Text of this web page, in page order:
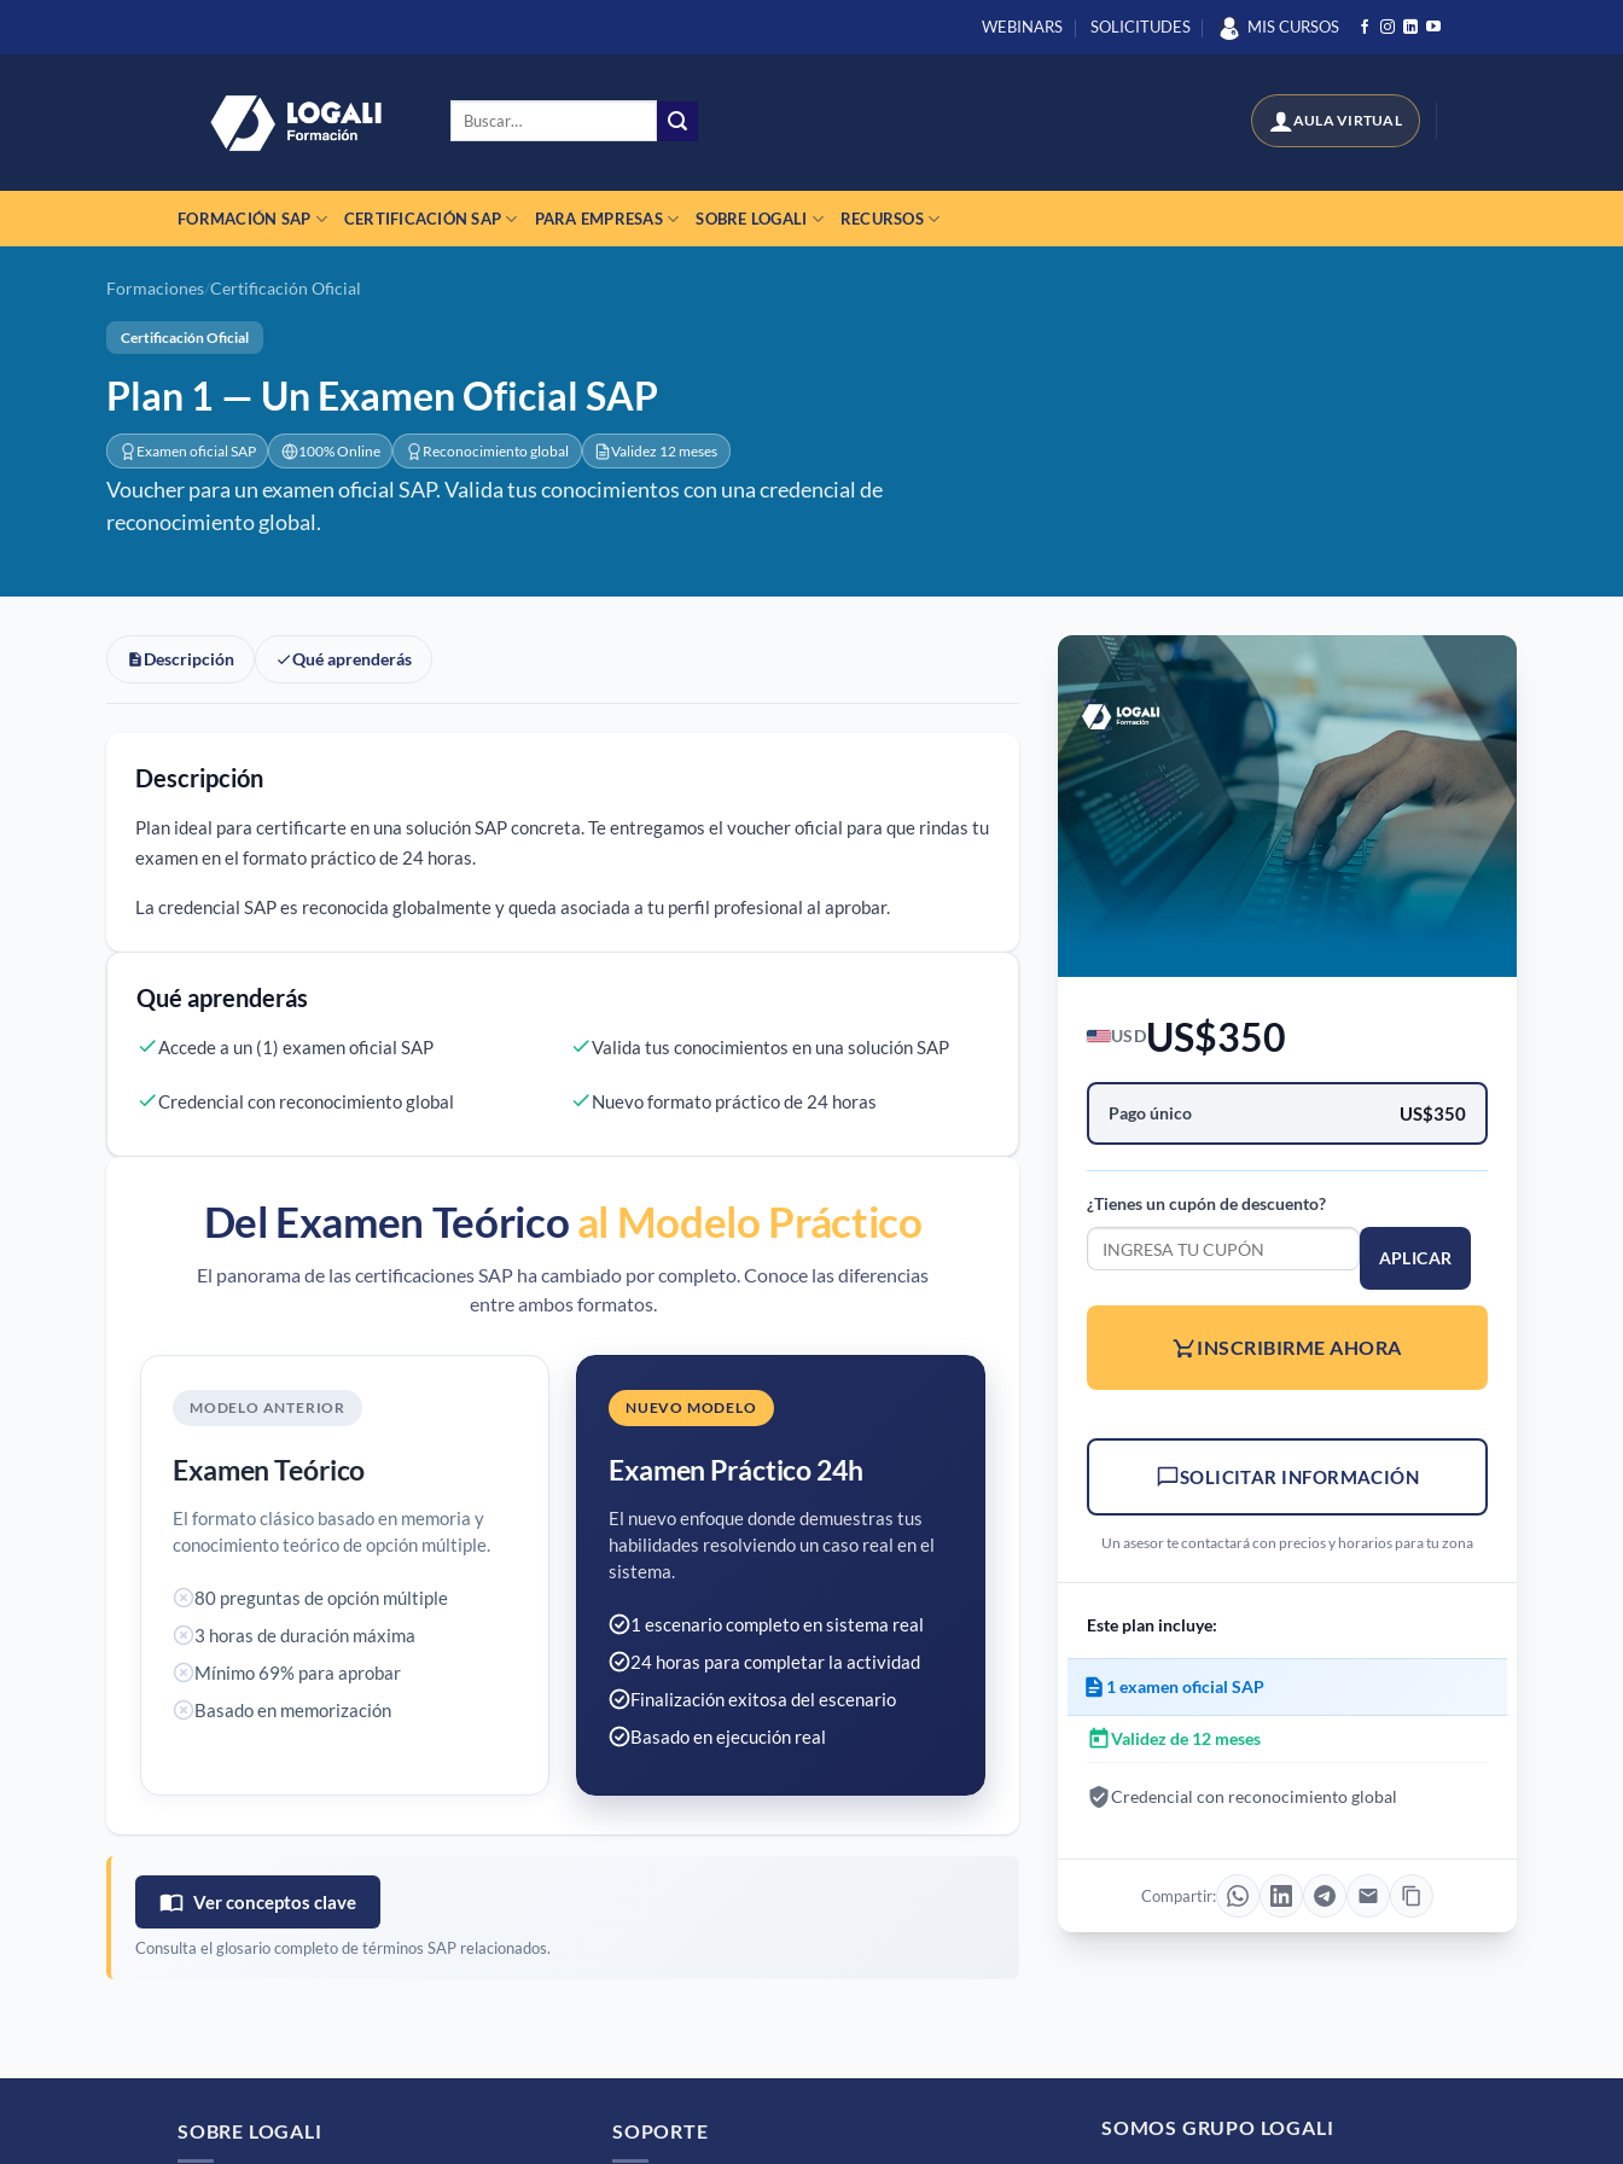
WEBINARS SOLICITUDES MIS CURSOS
Buscar
FORMACIÓN SAP CERTIFICACIÓN SAP PARA EMPRESAS SOBRE LOGALI RECURSOS
Formaciones/Certificación Oficial
Certificación Oficial
Plan 1 — Un Examen Oficial SAP
Examen oficial SAP 100% Online Reconocimiento global Validez 12 meses
Voucher para un examen oficial SAP. Valida tus conocimientos con una credencial de
reconocimiento global.
Descripción Qué aprenderás
Descripción
Plan ideal para certificarte en una solución SAP concreta. Te entregamos el voucher oficial para que rindas tu
examen en el formato práctico de 24 horas.
La credencial SAP es reconocida globalmente y queda asociada a tu perfil profesional al aprobar.
Qué aprenderás
Accede a un (1) examen oficial SAP Valida tus conocimientos en una solución SAP
Credencial con reconocimiento global Nuevo formato práctico de 24 horas
Del Examen Teóricoal Modelo Práctico
El panorama de las certificaciones SAP ha cambiado por completo. Conoce las diferencias
entre ambos formatos.
MODELO ANTERIOR
Examen Teórico
El formato clásico basado en memoria y
conocimiento teórico de opción múltiple.
80 preguntas de opción múltiple
3 horas de duración máxima
Mínimo 69% para aprobar
Basado en memorización
NUEVO MODELO
Examen Práctico 24h
El nuevo enfoque donde demuestras tus
habilidades resolviendo un caso real en el
sistema.
1 escenario completo en sistema real
24 horas para completar la actividad
Finalización exitosa del escenario
Basado en ejecución real
Ver conceptos clave
Consulta el glosario completo de términos SAP relacionados.
USDUS$350
Pago único US$350
¿Tienes un cupón de descuento?
APLICAR
INSCRIBIRME AHORA
SOLICITAR INFORMACIÓN
Un asesor te contactará con precios y horarios para tu zona
Este plan incluye:
1 examen oficial SAP
Validez de 12 meses
Credencial con reconocimiento global
Compartir:
SOBRE LOGALI SOPORTE SOMOS GRUPO LOGALI